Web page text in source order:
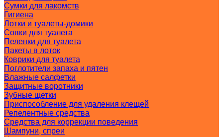
Сумки для лакомств
Гигиена
Лотки и туалеты-домики
Совки для туалета
Пеленки для туалета
Пакеты в лоток
Коврики для туалета
Поглотители запаха и пятен
Влажные салфетки
Защитные воротники
Зубные щетки
Приспособление для удаления клещей
Репелентные средства
Средства для коррекции поведения
Шампуни, спреи